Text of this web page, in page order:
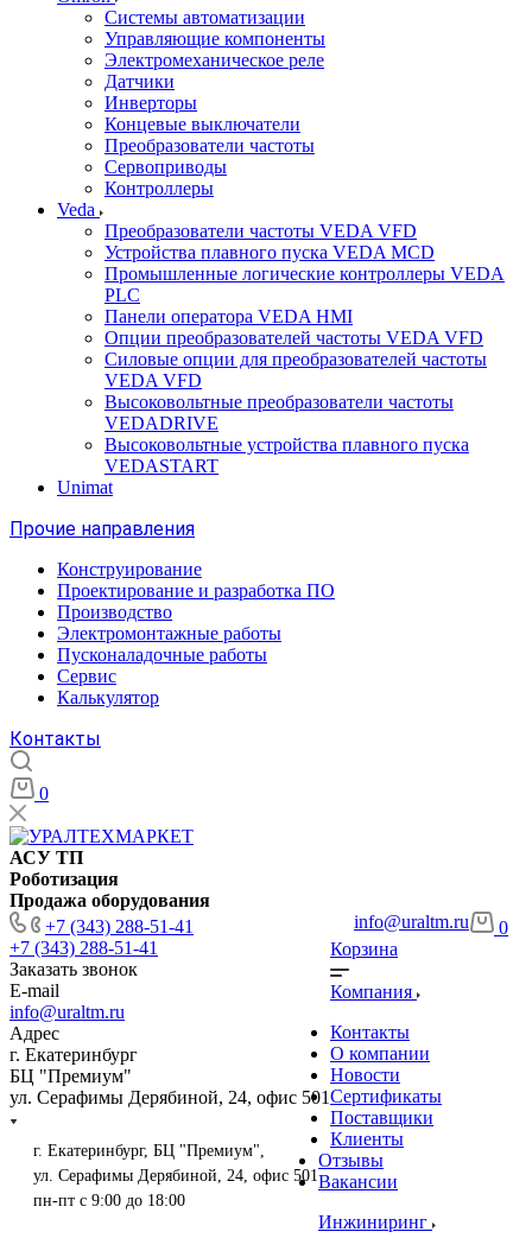
Системы автоматизации
Управляющие компоненты
Электромеханическое реле
Датчики
Инверторы
Концевые выключатели
Преобразователи частоты
Сервоприводы
Контроллеры
Veda
Преобразователи частоты VEDA VFD
Устройства плавного пуска VEDA MCD
Промышленные логические контроллеры VEDA
PLC
Панели оператора VEDA HMI
Опции преобразователей частоты VEDA VFD
Силовые опции для преобразователей частоты
VEDA VFD
Высоковольтные преобразователи частоты
VEDADRIVE
Высоковольтные устройства плавного пуска
VEDASTART
Unimat
Прочие направления
Конструирование
Проектирование и разработка ПО
Производство
Электромонтажные работы
Пусконаладочные работы
Сервис
Калькулятор
Контакты
0
АСУ ТП
Роботизация
Продажа оборудования
+7 (343) 288-51-41
+7 (343) 288-51-41
Заказать звонок
E-mail
info@uraltm.ru
Адрес
г. Екатеринбург
БЦ "Премиум"
ул. Серафимы Дерябиной, 24, офис 501
info@uraltm.ru
г. Екатеринбург, БЦ "Премиум",
ул. Серафимы Дерябиной, 24, офис 501
пн-пт с 9:00 до 18:00
0
Корзина
Компания
Контакты
О компании
Новости
Сертификаты
Поставщики
Клиенты
Отзывы
Вакансии
Инжиниринг